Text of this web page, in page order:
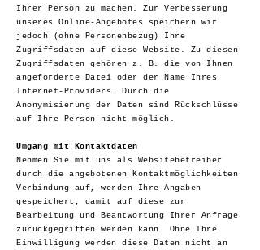
Ihrer Person zu machen. Zur Verbesserung
unseres Online-Angebotes speichern wir
jedoch (ohne Personenbezug) Ihre
Zugriffsdaten auf diese Website. Zu diesen
Zugriffsdaten gehören z. B. die von Ihnen
angeforderte Datei oder der Name Ihres
Internet-Providers. Durch die
Anonymisierung der Daten sind Rückschlüsse
auf Ihre Person nicht möglich.
Umgang mit Kontaktdaten
Nehmen Sie mit uns als Websitebetreiber
durch die angebotenen Kontaktmöglichkeiten
Verbindung auf, werden Ihre Angaben
gespeichert, damit auf diese zur
Bearbeitung und Beantwortung Ihrer Anfrage
zurückgegriffen werden kann. Ohne Ihre
Einwilligung werden diese Daten nicht an